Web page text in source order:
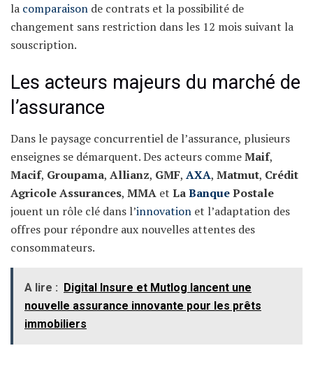
la comparaison de contrats et la possibilité de
changement sans restriction dans les 12 mois suivant la
souscription.
Les acteurs majeurs du marché de
l’assurance
Dans le paysage concurrentiel de l’assurance, plusieurs
enseignes se démarquent. Des acteurs commeMaif,
Macif, Groupama, Allianz, GMF, AXA, Matmut, Crédit
Agricole Assurances, MMA et LaBanquePostale
jouent un rôle clé dans l’innovation et l’adaptation des
offres pour répondre aux nouvelles attentes des
consommateurs.
A lire :
Digital Insure et Mutlog lancent une
nouvelle assurance innovante pour les prêts
immobiliers